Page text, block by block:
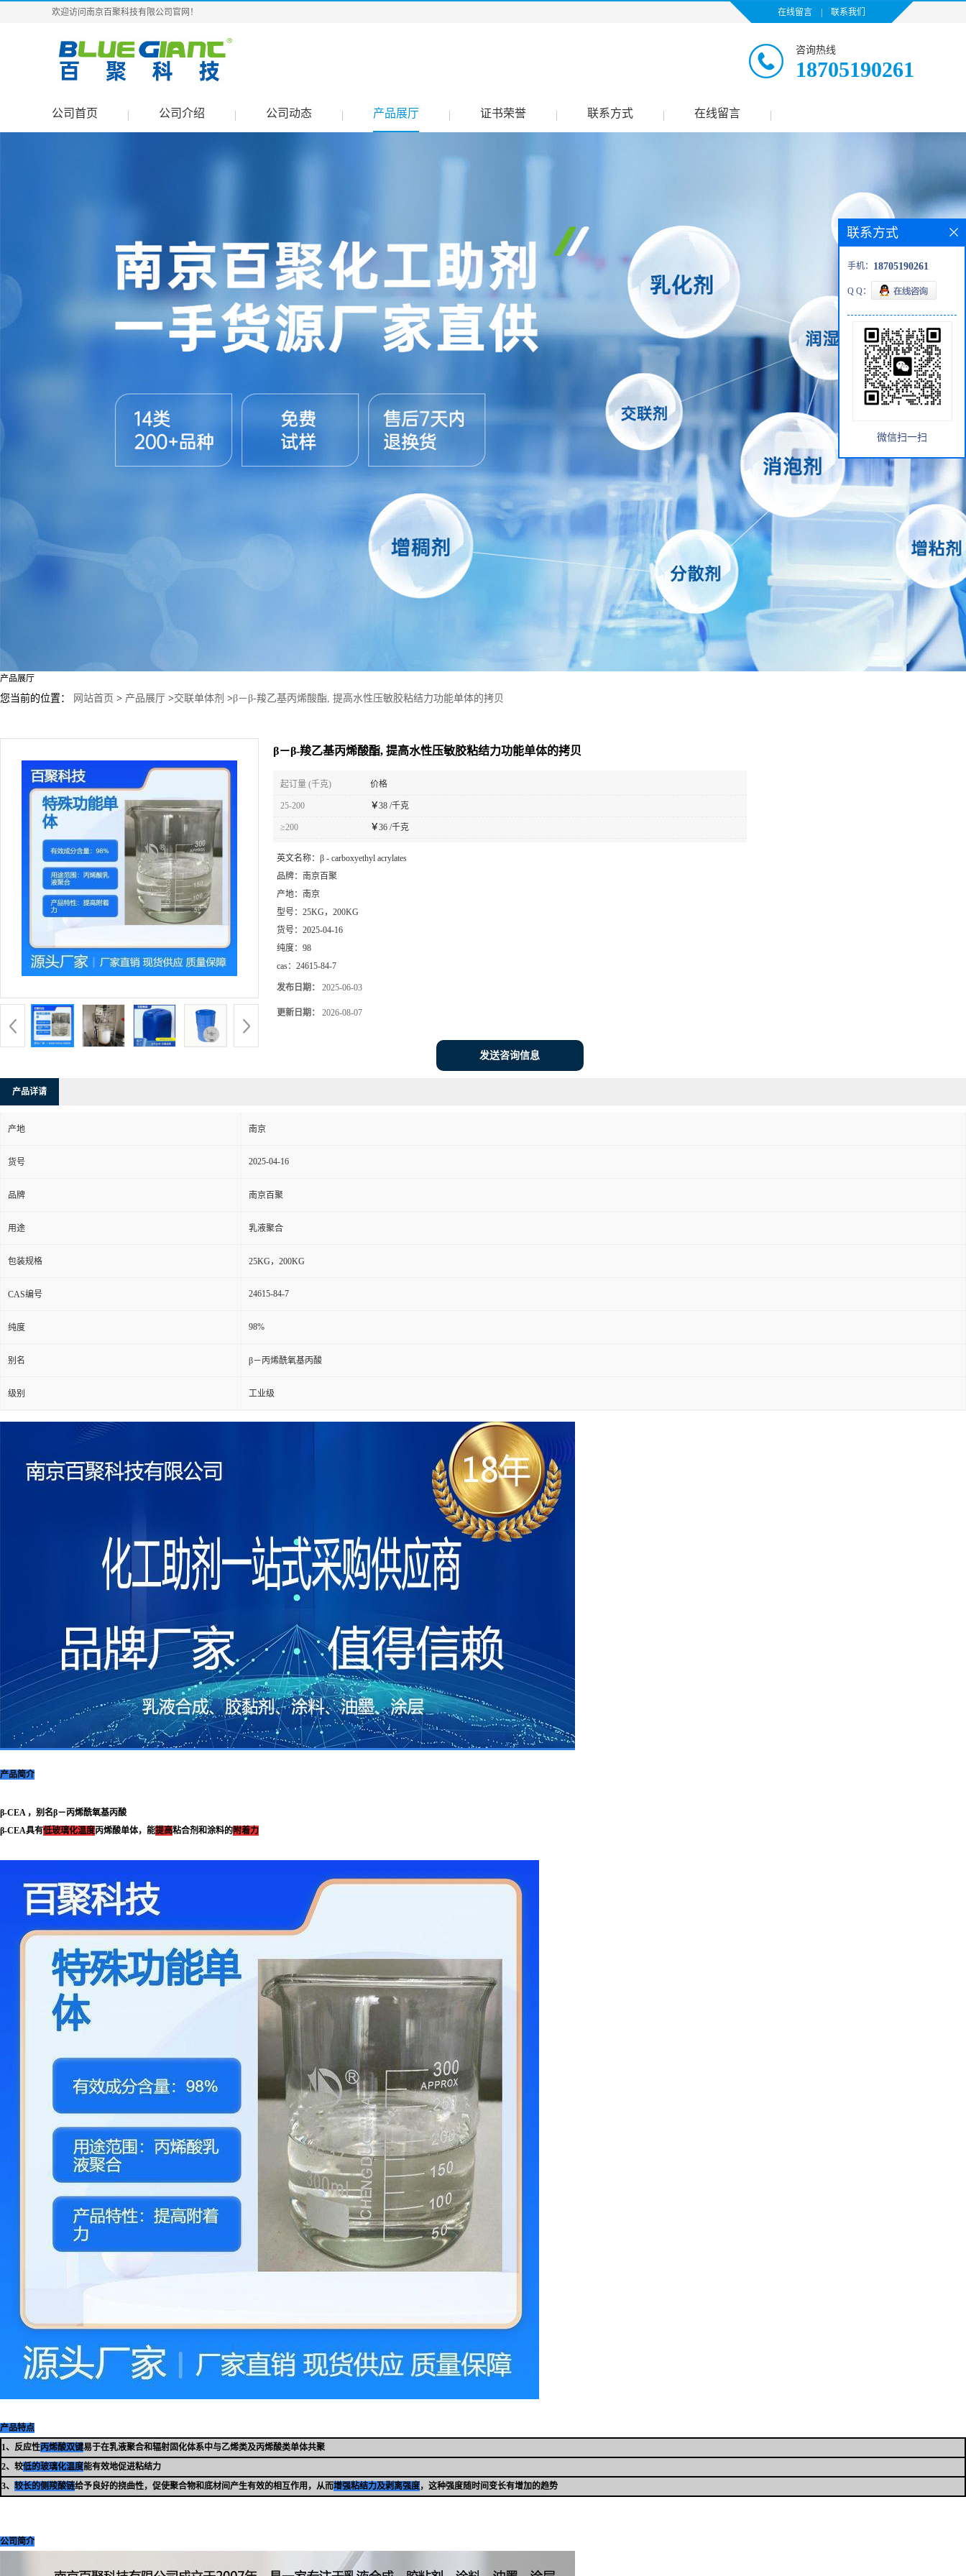
欢迎访问南京百聚科技有限公司官网！ 在线留言 联系我们
咨询热线
18705190261
公司首页 公司介绍 公司动态 产品展厅 证书荣誉 联系方式 在线留言
产品展厅
您当前的位置： 网站首页 > 产品展厅 >交联单体剂 >β－β-羧乙基丙烯酸酯, 提高水性压敏胶粘结力功能单体的拷贝
β－β-羧乙基丙烯酸酯, 提高水性压敏胶粘结力功能单体的拷贝
起订量 (千克) 价格
25-200 ￥38 /千克
≥200 ￥36 /千克
英文名称： β - carboxyethyl acrylates
品牌： 南京百聚
产地： 南京
型号： 25KG，200KG
货号： 2025-04-16
纯度： 98
cas： 24615-84-7
发布日期： 2025-06-03
更新日期： 2026-08-07
发送咨询信息
产品详请
产地 南京
货号 2025-04-16
品牌 南京百聚
用途 乳液聚合
包装规格 25KG，200KG
CAS编号 24615-84-7
纯度 98%
别名 β－丙烯酰氧基丙酸
级别 工业级
产品简介
β-CEA ，别名β－丙烯酰氧基丙酸
β-CEA具有低玻璃化温度丙烯酸单体，能提高粘合剂和涂料的附着力
产品特点
1、反应性丙烯酸双键易于在乳液聚合和辐射固化体系中与乙烯类及丙烯酸类单体共聚
2、较低的玻璃化温度能有效地促进粘结力
3、 较长的侧羧酸链给予良好的挠曲性，促使聚合物和底材间产生有效的相互作用，从而增强粘结力及剥离强度，这种强度随时间变长有增加的趋势
公司简介
联系方式
手机： 18705190261
Q Q：
微信扫一扫